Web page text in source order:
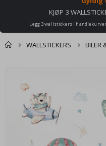
KJØP 3
Legg 3 wallstickers i
WALLSTICKERS BILER
produkter
slutten
bildegalleri